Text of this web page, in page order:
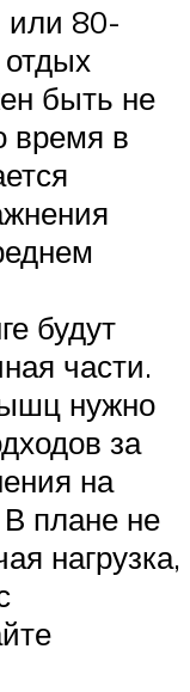
или 80-
быть не
время в
будут
части.
нужно
за
на
плане не
нагрузка,